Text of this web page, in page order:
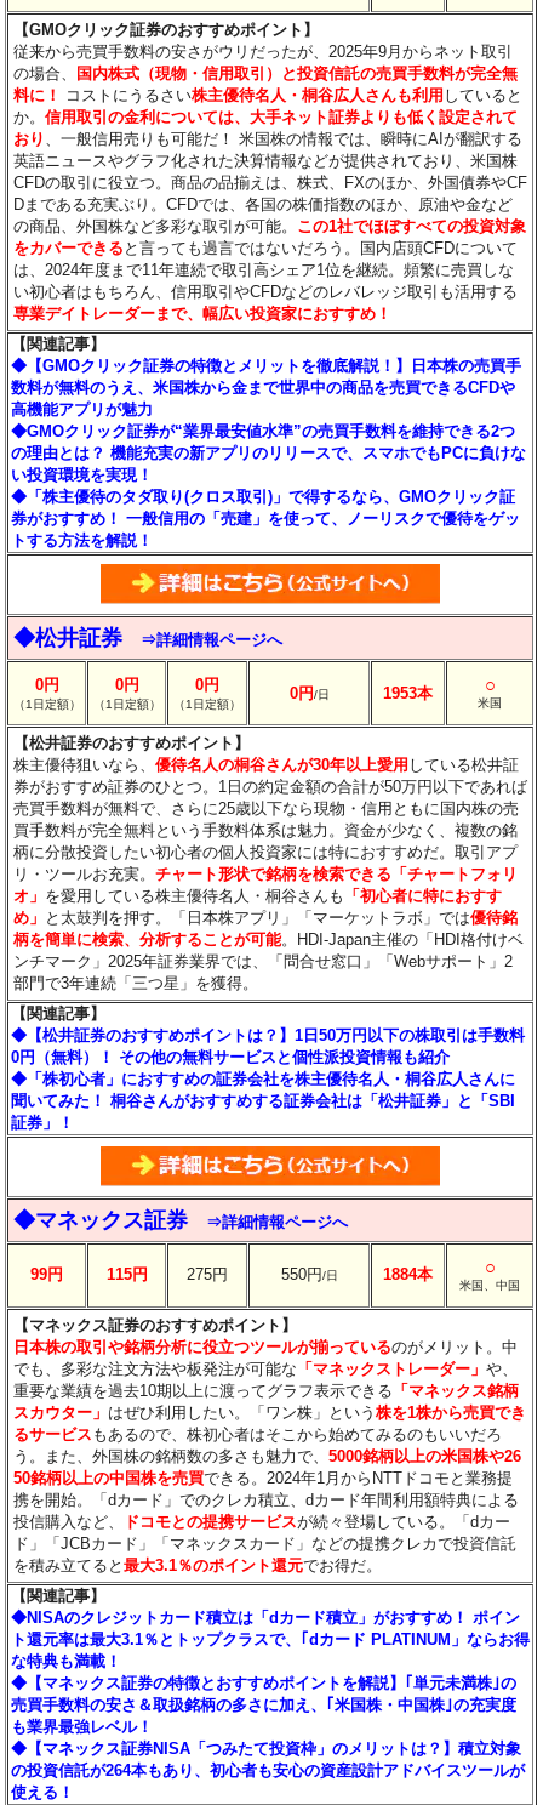
【GMOクリック証券のおすすめポイント】
従来から売買手数料の安さがウリだったが、2025年9月からネット取引
の場合、
国内株式（現物・信用取引）と投資信託の売買手数料が完全無
料に！
コストにうるさい株主優待名人・桐谷広人さんも利用 していると
か。信用取引の金利については、大手ネット証券よりも低く設定されて
おり
、一般信用売りも可能だ！ 米国株の情報では、瞬時にAIが翻訳する
英語ニュースやグラフ化された決算情報などが提供されており、米国株
CFDの取引に役立つ。商品の品揃えは、株式、FXのほか、外国債券やCF
Dまである充実ぶり。CFDでは、各国の株価指数のほか、原油や金など
の商品、外国株など多彩な取引が可能。 この1社でほぼすべての投資対象
をカバーできる と言っても過言ではないだろう。国内店頭CFDについて
は、2024年度まで11年連続で取引高シェア1位を継続。頻繁に売買しな
い初心者はもちろん、信用取引やCFDなどのレバレッジ取引も活用する
専業デイトレーダーまで、幅広い投資家におすすめ！
【関連記事】
◆【GMOクリック証券の特徴とメリットを徹底解説！】日本株の売買手
数料が無料のうえ、米国株から金まで世界中の商品を売買できるCFDや
高機能アプリが魅力
◆GMOクリック証券が“業界最安値水準”の売買手数料を維持できる2つ
の理由とは？ 機能充実の新アプリのリリースで、スマホでもPCに負けな
い投資環境を実現！
◆「株主優待のタダ取り(クロス取引)」で得するなら、GMOクリック証
券がおすすめ！ 一般信用の「売建」を使って、ノーリスクで優待をゲッ
トする方法を解説！
◆松井証券 ⇒詳細情報ページへ
0円
（1日定額）
0円
（1日定額）
0円
（1日定額）
0円/日 1953本 ○
米国
【松井証券のおすすめポイント】
株主優待狙いなら、優待名人の桐谷さんが30年以上愛用 している松井証
券がおすすめ証券のひとつ。1日の約定金額の合計が50万円以下であれば
売買手数料が無料で、さらに25歳以下なら現物・信用ともに国内株の売
買手数料が完全無料という手数料体系は魅力。資金が少なく、複数の銘
柄に分散投資したい初心者の個人投資家には特におすすめだ。取引アプ
リ・ツールお充実。チャート形状で銘柄を検索できる「チャートフォリ
オ」 を愛用している株主優待名人・桐谷さんも 「初心者に特におすす
め」 と太鼓判を押す。「日本株アプリ」「マーケットラボ」では優待銘
柄を簡単に検索、分析することが可能。HDI-Japan主催の「HDI格付けベ
ンチマーク」2025年証券業界では、「問合せ窓口」「Webサポート」2
部門で3年連続「三つ星」を獲得。
【関連記事】
◆【松井証券のおすすめポイントは？】1日50万円以下の株取引は手数料
0円（無料）！ その他の無料サービスと個性派投資情報も紹介
◆「株初心者」におすすめの証券会社を株主優待名人・桐谷広人さんに
聞いてみた！ 桐谷さんがおすすめする証券会社は「松井証券」と「SBI
証券」！
◆マネックス証券 ⇒詳細情報ページへ
99円 115円 275円 550円/日 1884本 ○
米国、中国
【マネックス証券のおすすめポイント】
日本株の取引や銘柄分析に役立つツールが揃っているのがメリット。中
でも、多彩な注文方法や板発注が可能な 「マネックストレーダー」や、
重要な業績を過去10期以上に渡ってグラフ表示できる 「マネックス銘柄
スカウター」 はぜひ利用したい。「ワン株」という株を1株から売買でき
るサービス もあるので、株初心者はそこから始めてみるのもいいだろ
う。また、外国株の銘柄数の多さも魅力で、5000銘柄以上の米国株や26
50銘柄以上の中国株を売買できる。2024年1月からNTTドコモと業務提
携を開始。「dカード」でのクレカ積立、dカード年間利用額特典による
投信購入など、
ドコモとの提携サービスが続々登場している。「dカー
ド」「JCBカード」「マネックスカード」などの提携クレカで投資信託
を積み立てると最大3.1％のポイント還元でお得だ。
【関連記事】
◆NISAのクレジットカード積立は「dカード積立」がおすすめ！ ポイン
ト還元率は最大3.1％とトップクラスで、｢dカード PLATINUM」ならお得
な特典も満載！
◆【マネックス証券の特徴とおすすめポイントを解説】｢単元未満株｣の
売買手数料の安さ＆取扱銘柄の多さに加え、｢米国株・中国株｣の充実度
も業界最強レベル！
◆【マネックス証券NISA「つみたて投資枠」のメリットは？】積立対象
の投資信託が264本もあり、初心者も安心の資産設計アドバイスツールが
使える！